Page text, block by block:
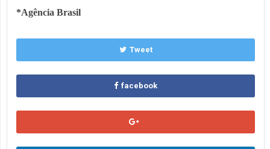
*Agência Brasil
Tweet
facebook